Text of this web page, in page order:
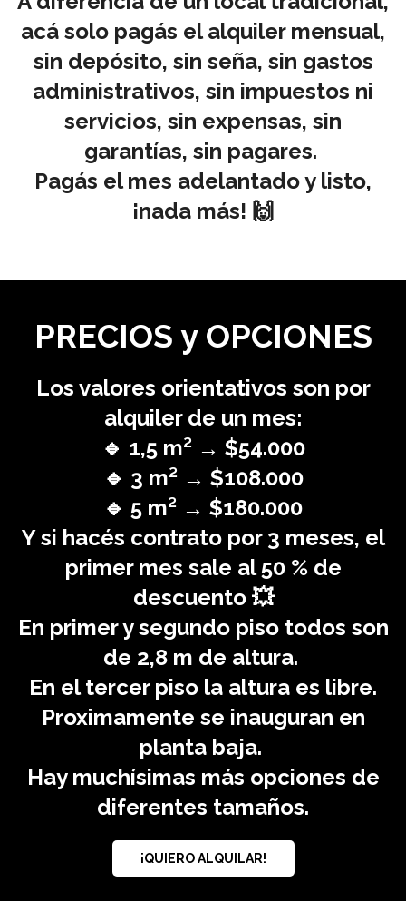
acá solo pagás el alquiler mensual,
sin depósito, sin seña, sin gastos
administrativos, sin impuestos ni
servicios, sin expensas, sin
garantías, sin pagares.
Pagás el mes adelantado y listo,
¡nada más! 🙌
PRECIOS y OPCIONES
Los valores orientativos son por
alquiler de un mes:
🔹 1,5 m² → $54.000
🔹 3 m² → $108.000
🔹 5 m² → $180.000
Y si hacés contrato por 3 meses, el
primer mes sale al 50 % de
descuento 💥
En primer y segundo piso todos son
de 2,8 m de altura.
En el tercer piso la altura es libre.
Proximamente se inauguran en
planta baja.
Hay muchísimas más opciones de
diferentes tamaños.
¡QUIERO ALQUILAR!